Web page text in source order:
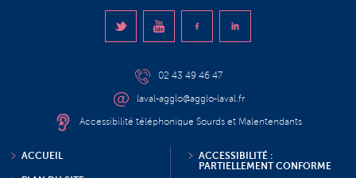
02 43 49 46 47
laval-agglo@agglo-laval.fr
Accessibilité téléphonique Sourds et Malentendants
ACCUEIL
ACCESSIBILITÉ :
PARTIELLEMENT CONFORME